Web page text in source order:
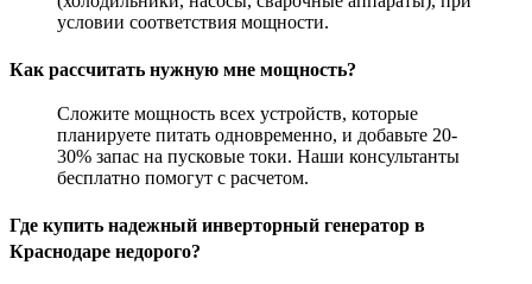
условии соответствия мощности.
Как рассчитать нужную мне мощность?
Сложите мощность всех устройств, которые
планируете питать одновременно, и добавьте 20-
30% запас на пусковые токи. Наши консультанты
бесплатно помогут с расчетом.
Где купить надежный инверторный генератор в
Краснодаре недорого?